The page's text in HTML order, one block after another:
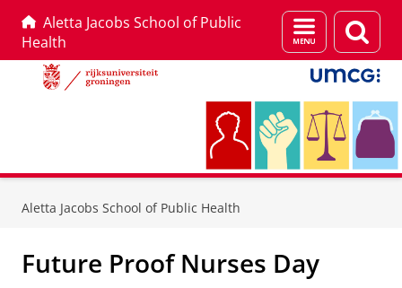
Aletta Jacobs School of Public
Health
Menu
en
zoeken
Aletta Jacobs School of Public Health
Future Proof Nurses Day